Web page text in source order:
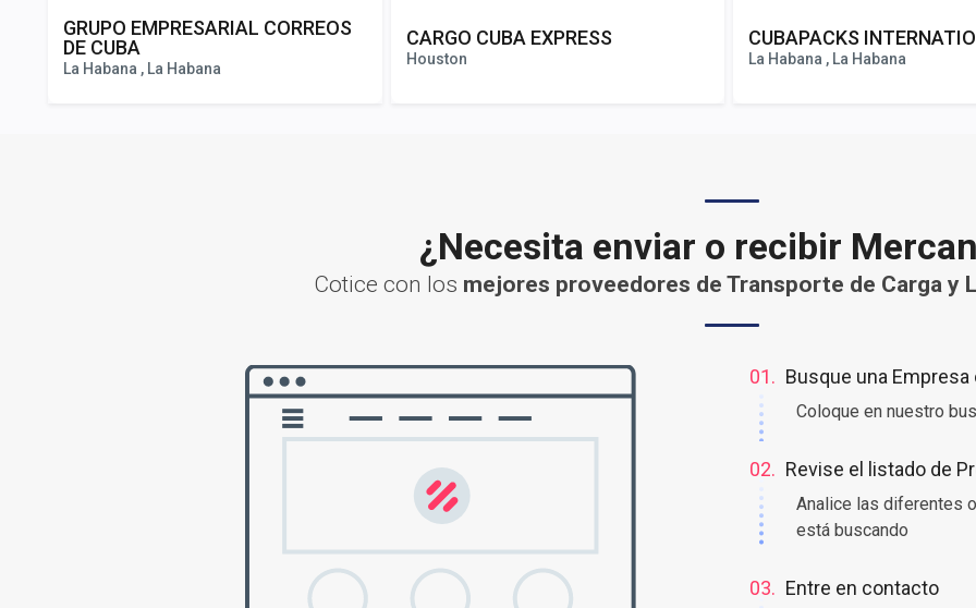
GRUPO EMPRESARIAL CORREOS
DE CUBA
La Habana , La Habana
CARGO CUBA EXPRESS
Houston
CUBAPACKS
La Habana , La Habana
¿Necesita enviar o recibir
Cotice con los mejores proveedores de Transporte de Carga y
01. Busque una
Coloque en nuestro
02. Revise el listado de
Analice las diferentes
está buscando
03. Entre en contacto